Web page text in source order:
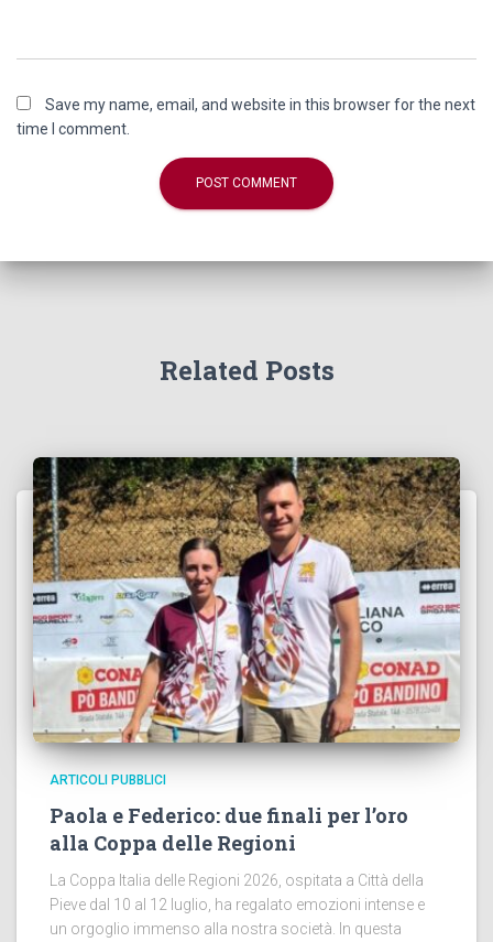
Save my name, email, and website in this browser for the next
time I comment.
Related Posts
ARTICOLI PUBBLICI
Paola e Federico: due finali per l’oro
alla Coppa delle Regioni
La Coppa Italia delle Regioni 2026, ospitata a Città della
Pieve dal 10 al 12 luglio, ha regalato emozioni intense e
un orgoglio immenso alla nostra società. In questa